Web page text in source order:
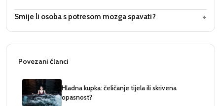
Smije li osoba s potresom mozga spavati? +
Povezani članci
Hladna kupka: čeličanje tijela ili skrivena
opasnost?